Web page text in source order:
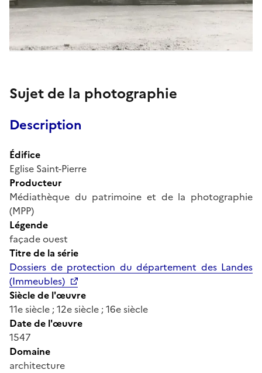
Sujet de la photographie
Description
Édifice
Eglise Saint-Pierre
Producteur
Médiathèque du patrimoine et de la photographie
(MPP)
Légende
façade ouest
Titre de la série
Dossiers de protection du département des Landes
(Immeubles)
Siècle de l'œuvre
11e siècle ; 12e siècle ; 16e siècle
Date de l'œuvre
1547
Domaine
architecture